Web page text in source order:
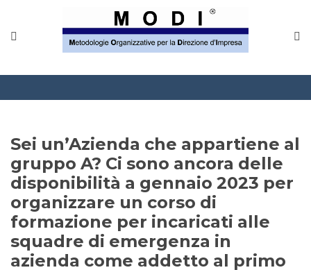
Sei un’Azienda che appartiene al
gruppo A? Ci sono ancora delle
disponibilità a gennaio 2023 per
organizzare un corso di
formazione per incaricati alle
squadre di emergenza in
azienda come addetto al primo